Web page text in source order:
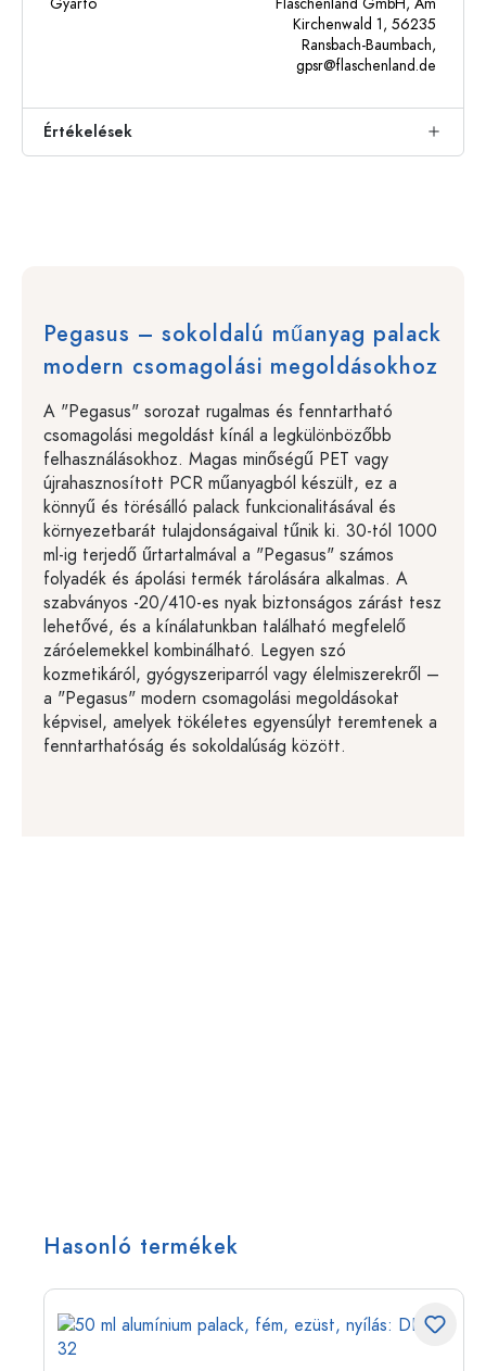
Kirchenwald 1, 56235
Ransbach-Baumbach,
gpsr@flaschenland.de
Értékelések
Pegasus – sokoldalú műanyag palack
modern csomagolási megoldásokhoz
A "Pegasus" sorozat rugalmas és fenntartható
csomagolási megoldást kínál a legkülönbözőbb
felhasználásokhoz. Magas minőségű PET vagy
újrahasznosított PCR műanyagból készült, ez a
könnyű és törésálló palack funkcionalitásával és
környezetbarát tulajdonságaival tűnik ki. 30-tól 1000
ml-ig terjedő űrtartalmával a "Pegasus" számos
folyadék és ápolási termék tárolására alkalmas. A
szabványos -20/410-es nyak biztonságos zárást tesz
lehetővé, és a kínálatunkban található megfelelő
záróelemekkel kombinálható. Legyen szó
kozmetikáról, gyógyszeriparról vagy élelmiszerekről –
a "Pegasus" modern csomagolási megoldásokat
képvisel, amelyek tökéletes egyensúlyt teremtenek a
fenntarthatóság és sokoldalúság között.
Hasonló termékek